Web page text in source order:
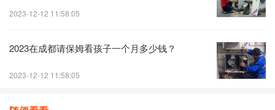
2023-12-12 11:58:05
2023在成都请保姆看孩子一个月多少钱？
2023-12-12 11:58:05